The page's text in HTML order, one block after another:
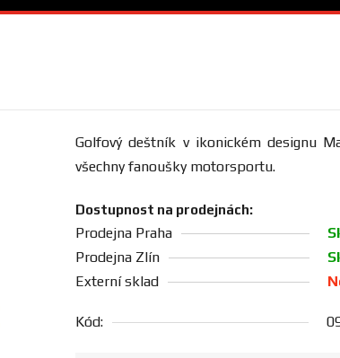
Golfový deštník v ikonickém designu
všechny fanoušky motorsportu.
Dostupnost na prodejnách:
Prodejna Zlín
Prodejna Praha
Externí sklad
Kód: